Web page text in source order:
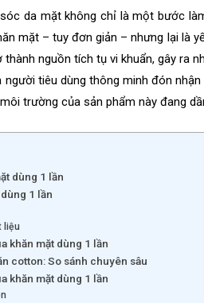
da mặt không chỉ là một bước
mặt – tuy đơn giản – nhưng lại là
nguồn tích tụ vi khuẩn, gây ra
tiêu dùng thông minh đón
trường của sản phẩm này đang
dùng 1 lần
1 lần
liệu
khăn mặt dùng 1 lần
cotton: So sánh chuyên sâu
khăn mặt dùng 1 lần